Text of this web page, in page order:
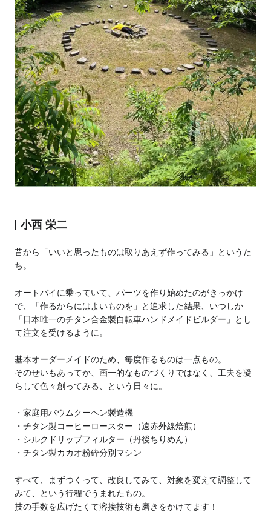
小西 栄二
昔から「いいと思ったものは取りあえず作ってみる」というた
ち。
オートバイに乗っていて、パーツを作り始めたのがきっかけ
で、「作るからにはよいものを」と追求した結果、いつしか
「日本唯一のチタン合金製自転車ハンドメイドビルダー」とし
て注文を受けるように。
基本オーダーメイドのため、毎度作るものは一点もの。
そのせいもあってか、画一的なものづくりではなく、工夫を凝
らして色々創ってみる、という日々に。
家庭用バウムクーヘン製造機
チタン製コーヒーロースター（遠赤外線焙煎）
シルクドリップフィルター（丹後ちりめん）
チタン製カカオ粉砕分別マシン
すべて、まずつくって、改良してみて、対象を変えて調整して
みて、という行程でうまれたもの。
技の手数を広げたくて溶接技術も磨きをかけてます！